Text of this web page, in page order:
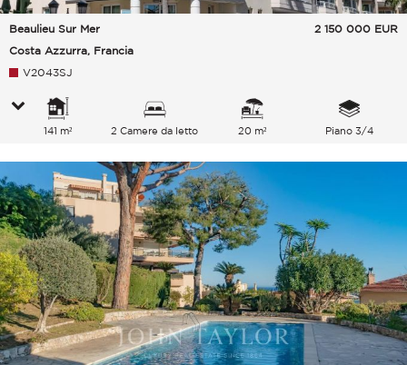
Beaulieu Sur Mer
Costa Azzurra, Francia
2 150 000 EUR
V2043SJ
141 m² 2 Camere da letto 20 m² Piano 3/4